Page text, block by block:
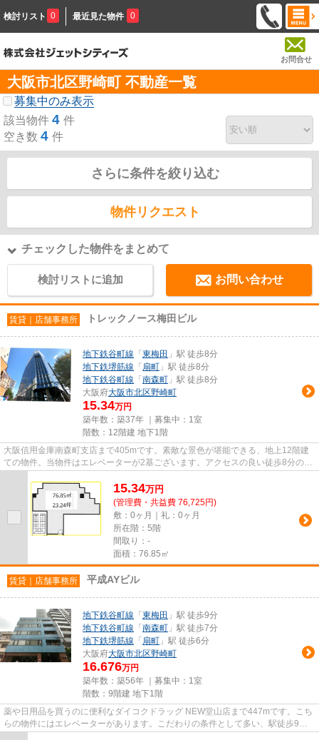
検討リスト 0 最近見た物件 0
お問合せ
大阪市北区野崎町 不動産一覧
募集中のみ表示
該当物件 4 件
空き数 4 件
さらに条件を絞り込む
物件リクエスト
チェックした物件をまとめて
検討リストに追加 お問い合わせ
賃貸｜店舗事務所 トレックノース梅田ビル
地下鉄谷町線 「 東梅田 」駅 徒歩8分
地下鉄堺筋線 「 扇町 」駅 徒歩8分
地下鉄谷町線 「 南森町 」駅 徒歩8分
大阪府大阪市北区野崎町
15.34万円
築年数：築37年 ｜募集中： 1室
階数：12階建 地下1階
大阪信用金庫南森町支店まで405mです。素敵な景色が堪能できる、地上12階建
ての物件。当物件はエレベーターが2基ございます。アクセスの良い徒歩8分の物
15.34万円
(管理費・共益費 76,725円)
敷：0ヶ月｜礼：0ヶ月
所在階：5階
間取り：-
面積：76.85㎡
賃貸｜店舗事務所 平成AYビル
地下鉄谷町線 「 東梅田 」駅 徒歩9分
地下鉄谷町線 「 南森町 」駅 徒歩7分
地下鉄堺筋線 「 扇町 」駅 徒歩6分
大阪府大阪市北区野崎町
16.676万円
築年数：築56年 ｜募集中： 1室
階数：9階建 地下1階
薬や日用品を買うのに便利なダイコクドラッグ NEW堂山店まで447mです。こち
らの物件にはエレベーターがあります。こだわりの条件として多い、駅徒歩9分